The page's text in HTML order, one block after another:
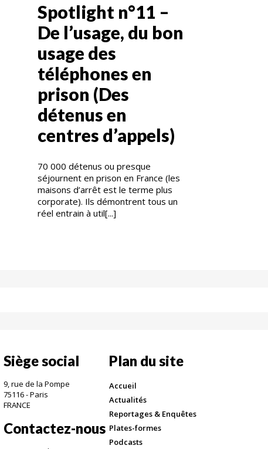
Spotlight n°11 –
De l’usage, du bon
usage des
téléphones en
prison (Des
détenus en
centres d’appels)
70 000 détenus ou presque
séjournent en prison en France (les
maisons d’arrêt est le terme plus
corporate). Ils démontrent tous un
réel entrain à util[...]
Siège social
9, rue de la Pompe
75116 - Paris
FRANCE
Contactez-nous
Plan du site
Accueil
Actualités
Reportages & Enquêtes
Plates-formes
Podcasts